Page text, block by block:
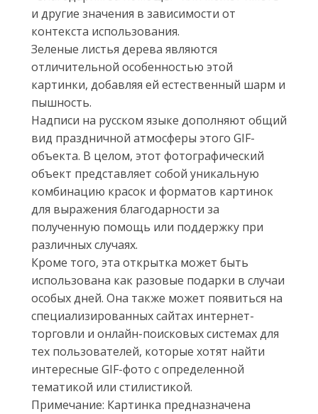
и другие значения в зависимости от
контекста использования.
Зеленые листья дерева являются
отличительной особенностью этой
картинки, добавляя ей естественный шарм и
пышность.
Надписи на русском языке дополняют общий
вид праздничной атмосферы этого GIF-
объекта. В целом, этот фотографический
объект представляет собой уникальную
комбинацию красок и форматов картинок
для выражения благодарности за
полученную помощь или поддержку при
различных случаях.
Кроме того, эта открытка может быть
использована как разовые подарки в случаи
особых дней. Она также может появиться на
специализированных сайтах интернет-
торговли и онлайн-поисковых системах для
тех пользователей, которые хотят найти
интересные GIF-фото с определенной
тематикой или стилистикой.
Примечание: Картинка предназначена